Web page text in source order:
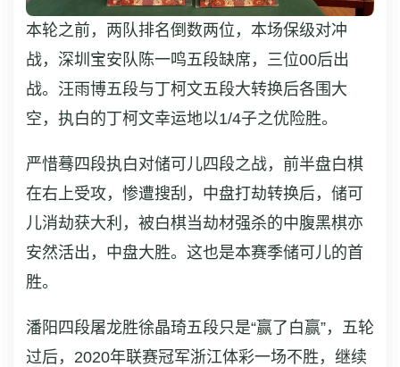
本轮之前，两队排名倒数两位，本场保级对冲
战，深圳宝安队陈一鸣五段缺席，三位00后出
战。汪雨博五段与丁柯文五段大转换后各围大
空，执白的丁柯文幸运地以1/4子之优险胜。
严惜蓦四段执白对储可儿四段之战，前半盘白棋
在右上受攻，惨遭搜刮，中盘打劫转换后，储可
儿消劫获大利，被白棋当劫材强杀的中腹黑棋亦
安然活出，中盘大胜。这也是本赛季储可儿的首
胜。
潘阳四段屠龙胜徐晶琦五段只是“赢了白赢”，五轮
过后，2020年联赛冠军浙江体彩一场不胜，继续